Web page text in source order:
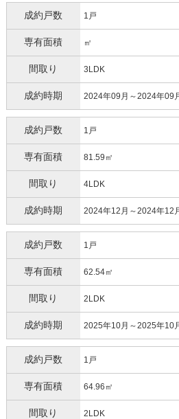
成約戸数 1戸
専有面積 ㎡
間取り 3LDK
成約時期 2024年09月～2024年09
成約戸数 1戸
専有面積 81.59㎡
間取り 4LDK
成約時期 2024年12月～2024年12
成約戸数 1戸
専有面積 62.54㎡
間取り 2LDK
成約時期 2025年10月～2025年10
成約戸数 1戸
専有面積 64.96㎡
間取り 2LDK